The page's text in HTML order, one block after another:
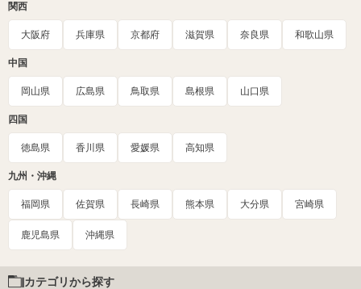
関西
大阪府 兵庫県 京都府 滋賀県 奈良県 和歌山県
中国
岡山県 広島県 鳥取県 島根県 山口県
四国
徳島県 香川県 愛媛県 高知県
九州・沖縄
福岡県 佐賀県 長崎県 熊本県 大分県 宮崎県
鹿児島県 沖縄県
カテゴリから探す